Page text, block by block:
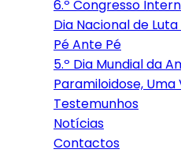
6.º Congresso
Dia Nacional de
Pé Ante Pé
5.º Dia Mundial da
Paramiloidose,
Testemunhos
Notícias
Contactos